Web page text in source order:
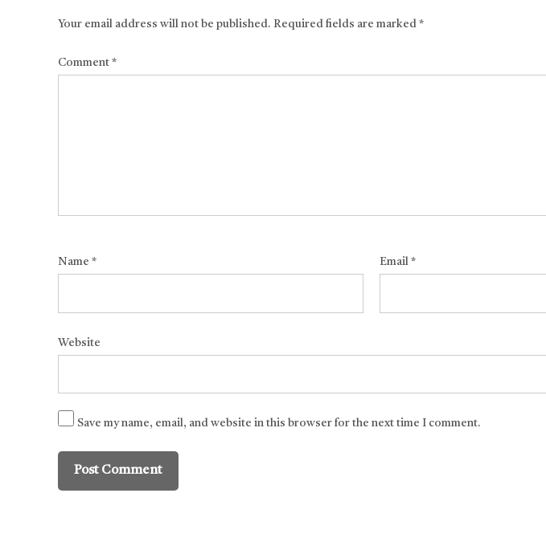
Your email address will not be published. Required fields are marked *
Comment *
Name * Email *
Website
Save my name, email, and website in this browser for the next time I comment.